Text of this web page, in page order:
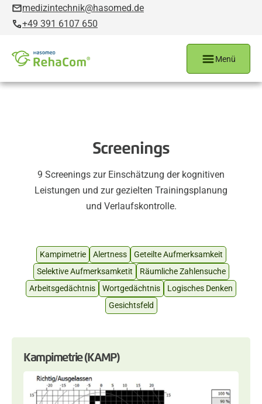
medizintechnik@hasomed.de
+49 391 6107 650
Menü
Screenings
9 Screenings zur Einschätzung der kognitiven
Leistungen und zur gezielten Trainingsplanung
und Verlaufskontrolle.
Kampimetrie Alertness
Geteilte Aufmerksamkeit
Selektive Aufmerksamketit
Räumliche Zahlensuche
Arbeitsgedächtnis
Wortgedächtnis
Logisches Denken
Gesichtsfeld
Kampimetrie (KAMP)